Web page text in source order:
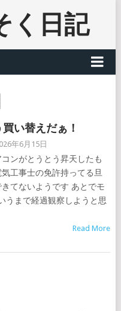
く日記
い替えだぁ！
年6月15日
ンがとうとう昇天したも
工事士の免許持ってる旦
てないようです あとでモ
うまで経過観察しようと思
Read More